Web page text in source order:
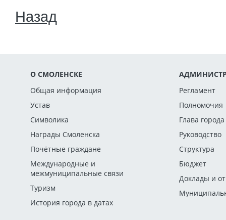
Назад
О СМОЛЕНСКЕ
Общая информация
Устав
Символика
Награды Смоленска
Почётные граждане
Международные и
межмуниципальные связи
Туризм
История города в датах
Регламент
Полномочия
Глава города
Руководство
Структура
Бюджет
Доклады и